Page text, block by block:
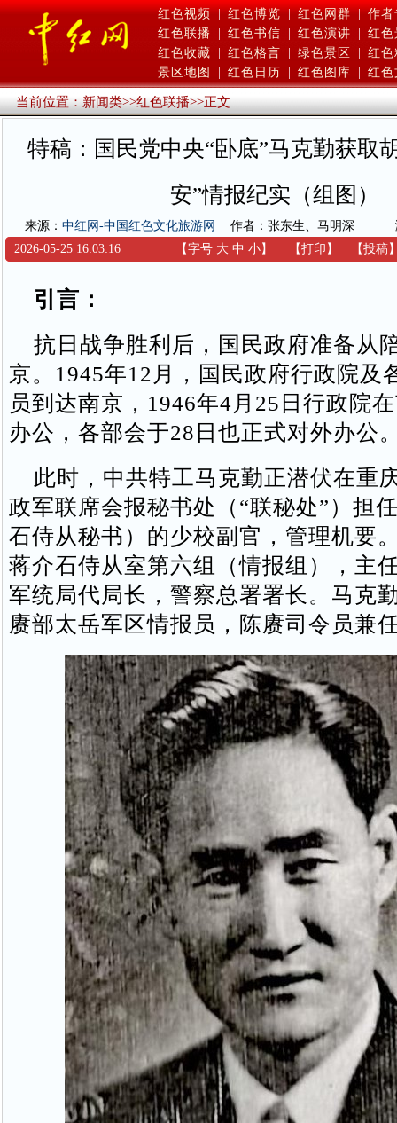
红色视频 | 红色博览 | 红色网群 | 作者
红色联播
红色书信 红色演讲
红色
红色收藏
红色格言 绿色景区
红色
景区地图
红色日历 红色图库 红色
当前位置：新闻类>>红色联播>>正文
特稿：国民党中央“卧底”马克勤获取
安”情报纪实（组图）
来源： 中红网-中国红色文化旅游网 作者：张东生、马明深
2026-05-25 16:03:16
【字号 大 中 小】 【打印 】 【投稿
引言：
抗日战争胜利后，国民政府准备从
京。1945年12月，国民政府行政院及
员到达南京，1946年4月25日行政院
办公，各部会于28日也正式对外办公
此时，中共特工马克勤正潜伏在重
政军联席会报秘书处（“联秘处”）担
石侍从秘书）的少校副官，管理机要
蒋介石侍从室第六组（情报组），主
军统局代局长，警察总署署长。马克
赓部太岳军区情报员，陈赓司令员兼